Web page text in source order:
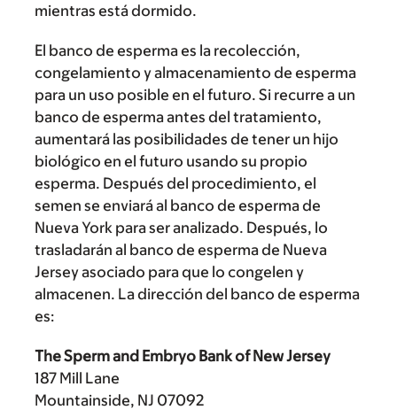
mientras está dormido.
El banco de esperma es la recolección,
congelamiento y almacenamiento de esperma
para un uso posible en el futuro. Si recurre a un
banco de esperma antes del tratamiento,
aumentará las posibilidades de tener un hijo
biológico en el futuro usando su propio
esperma. Después del procedimiento, el
semen se enviará al banco de esperma de
Nueva York para ser analizado. Después, lo
trasladarán al banco de esperma de Nueva
Jersey asociado para que lo congelen y
almacenen. La dirección del banco de esperma
es:
The Sperm and Embryo Bank of New Jersey
187 Mill Lane
Mountainside, NJ 07092